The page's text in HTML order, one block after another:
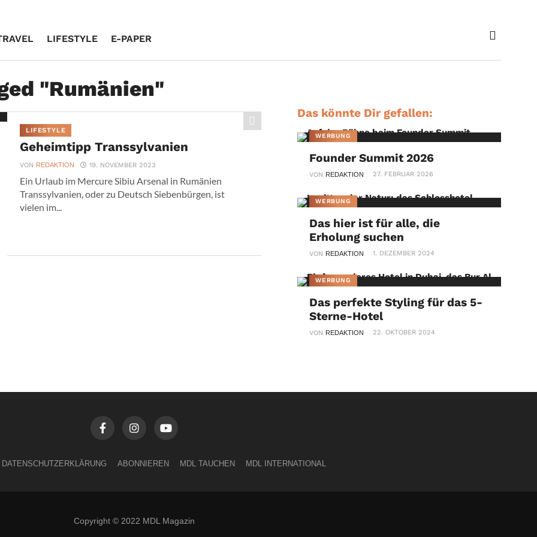
LIFESTYLE E-PAPER
"Rumänien"
LIFESTYLE
Geheimtipp Transsylvanien
VON REDAKTION 19. NOVEMBER 2023
Ein Urlaub im Mercure Sibiu Arsenal in Rumänien
Transsylvanien, oder zu Deutsch Siebenbürgen, ist
vielen im...
Das könnte Dir gefallen:
WERBUNG
Founder Summit 2026
VON REDAKTION 27. FEBRUAR 2026
WERBUNG
Das hier ist für alle, die
Erholung suchen
VON REDAKTION 1. DEZEMBER 2024
WERBUNG
Das perfekte Styling für das 5-
Sterne-Hotel
VON REDAKTION 22. OKTOBER 2024
DATENSCHUTZERKLÄRUNG ABONNIEREN MDL TAUCHEN MDL INTERNATIONAL
Copyright © 2022 MDL Magazin